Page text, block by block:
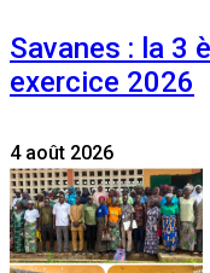
Savanes : la 3
exercice 2026
4 août 2026